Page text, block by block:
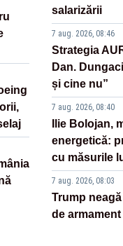
salarizării
7 aug. 2026, 08:46
Strategia
Dan.
și cine nu”
7 aug. 2026, 08:40
Ilie Bolojan,
energetică:
cu măsurile
7 aug. 2026, 08:03
Trump
de armament